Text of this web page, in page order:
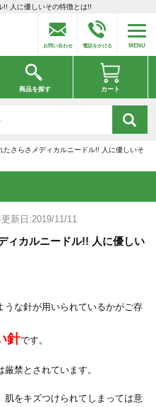
!! 人に優しいその特徴とは!!
お問い合わせ 電話をかける MENU
商品を探す カート
たさらさメディカルニードル!! 人に優しいそ
新日:2019/11/11
ィカルニードル!! 人に優しい
うな針が用いられているかがご存
針です。
禁とされています。
肌をキズつけられてしまっては意